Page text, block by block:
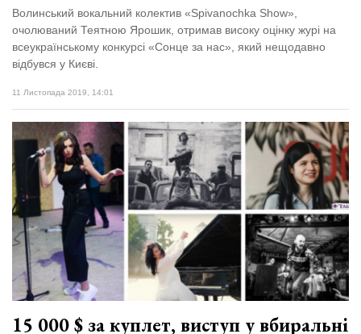
Волинський вокальний колектив «Spivanochka Show»,
очолюваний Теятною Ярошик, отримав високу оцінку журі на
всеукраїнському конкурсі «Сонце за нас», який нещодавно
відбувся у Києві.
11 Листопада 2019, 14:01
15 000 $ за куплет, виступ у вбиральні